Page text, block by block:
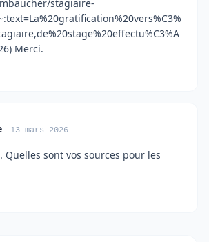
stagiaire-
Merci.
13 mars 2026
Quelles sont vos sources pour les